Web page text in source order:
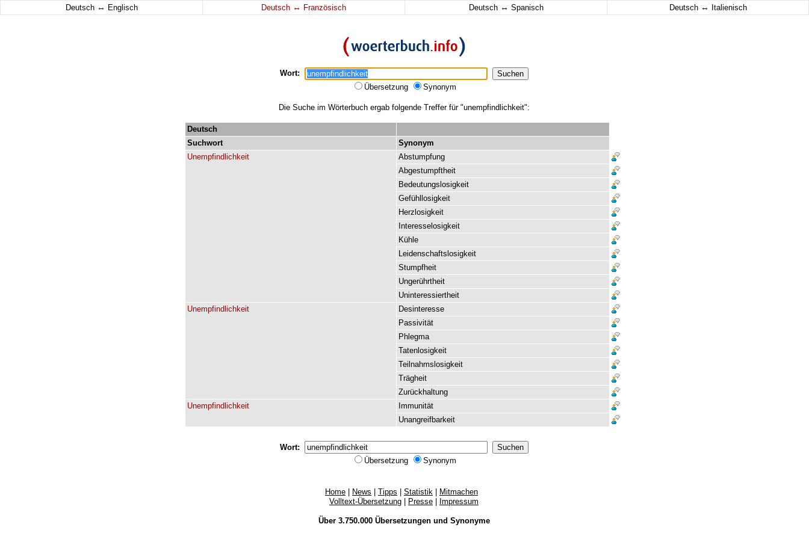
Deutsch ↔ Englisch Deutsch ↔ Französisch Deutsch ↔ Spanisch Deutsch ↔ Italienisch
Wort:
Übersetzung
Synonym
Die Suche im Wörterbuch ergab folgende Treffer für "unempfindlichkeit":
Deutsch
Suchwort
Synonym
Unempfindlichkeit
Abstumpfung
Abgestumpftheit
Bedeutungslosigkeit
Gefühllosigkeit
Herzlosigkeit
Interesselosigkeit
Kühle
Leidenschaftslosigkeit
Stumpfheit
Ungerührtheit
Uninteressiertheit
Unempfindlichkeit
Desinteresse
Passivität
Phlegma
Tatenlosigkeit
Teilnahmslosigkeit
Trägheit
Zurückhaltung
Unempfindlichkeit
Immunität
Unangreifbarkeit
Wort:
Übersetzung
Synonym
Home News Tipps Statistik
Mitmachen
Volltext-Übersetzung
Presse Impressum
Über 3.750.000 Übersetzungenund Synonyme